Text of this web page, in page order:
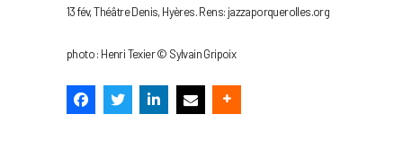
13 fév, Théâtre Denis, Hyères. Rens: jazzaporquerolles.org
photo : Henri Texier © Sylvain Gripoix